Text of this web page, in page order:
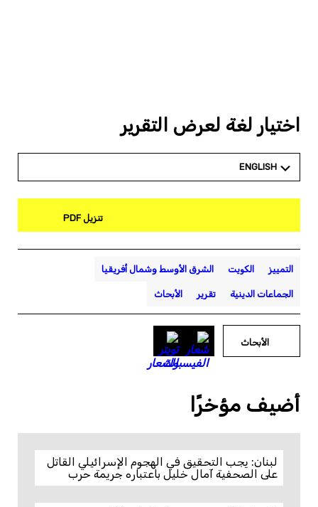
اختيار لغة لعرض التقرير
ENGLISH
تنزيل PDF
التمييز الكويت الشرق الأوسط وشمال أفريقيا
الجماعات الدينية تقرير الأبحاث
الأبحاث
أضيف مؤخرًا
لبنان: يجب التحقيق في الهجوم الإسرائيلي القاتل
على الصحفية آمال خليل باعتباره جريمة حرب